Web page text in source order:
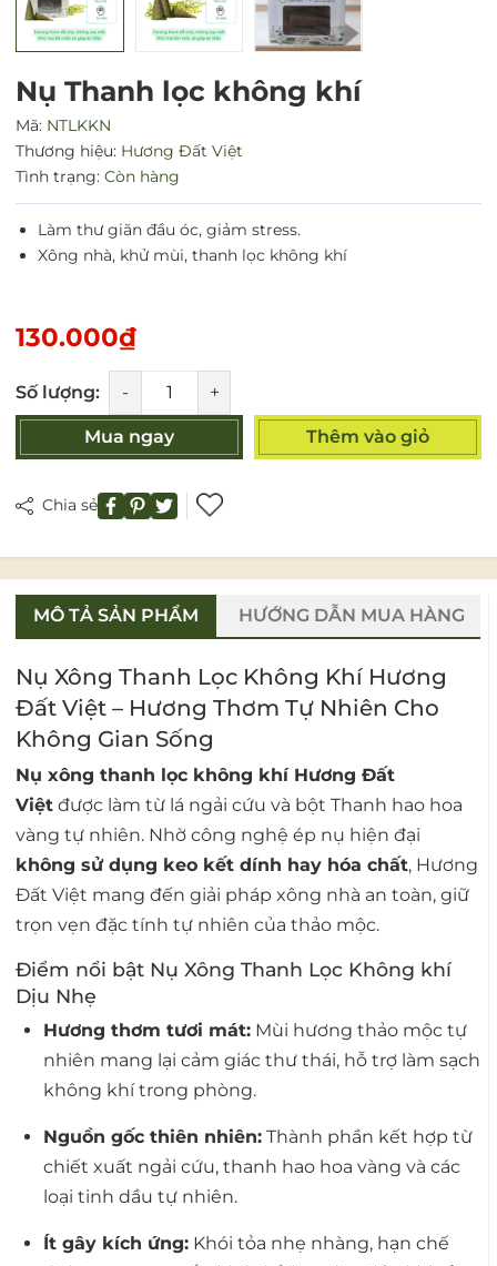
Nụ Thanh lọc không khí
Mã: NTLKKN
Thương hiệu: Hương Đất Việt
Tình trạng: Còn hàng
Làm thư giãn đầu óc, giảm stress.
Xông nhà, khử mùi, thanh lọc không khí
130.000₫
Số lượng: - +
Mua ngay Thêm vào giỏ
Chia sẻ
MÔ TẢ SẢN PHẨM HƯỚNG DẪN MUA HÀNG
Nụ Xông Thanh Lọc Không Khí Hương
Đất Việt – Hương Thơm Tự Nhiên Cho
Không Gian Sống
Nụ xông thanh lọc không khí Hương Đất
Việt được làm từ lá ngải cứu và bột Thanh hao hoa
vàng tự nhiên. Nhờ công nghệ ép nụ hiện đại
không sử dụng keo kết dính hay hóa chất, Hương
Đất Việt mang đến giải pháp xông nhà an toàn, giữ
trọn vẹn đặc tính tự nhiên của thảo mộc.
Điểm nổi bật Nụ Xông Thanh Lọc Không khí
Dịu Nhẹ
Hương thơm tươi mát: Mùi hương thảo mộc tự
nhiên mang lại cảm giác thư thái, hỗ trợ làm sạch
không khí trong phòng.
Nguồn gốc thiên nhiên: Thành phần kết hợp từ
chiết xuất ngải cứu, thanh hao hoa vàng và các
loại tinh dầu tự nhiên.
Ít gây kích ứng: Khói tỏa nhẹ nhàng, hạn chế